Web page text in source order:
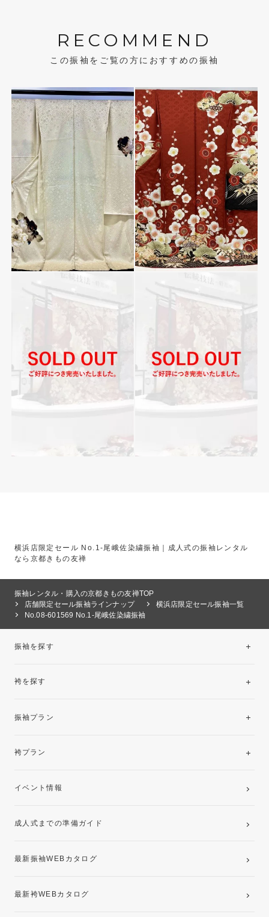
RECOMMEND
この振袖をご覧の方におすすめの振袖
横浜店限定セール No.1‐尾峨佐染繍振袖｜成人式の振袖レンタル
なら京都きもの友禅
振袖レンタル・購入の京都きもの友禅TOP
店舗限定セール振袖ラインナップ
横浜店限定セール振袖一覧
No.08-601569 No.1‐尾峨佐染繍振袖
振袖を探す
袴を探す
振袖プラン
レンタルプラン
袴プラン
卒業袴レンタルプラン
イベント情報
成人式までの準備ガイド
最新振袖WEBカタログ
最新袴WEBカタログ